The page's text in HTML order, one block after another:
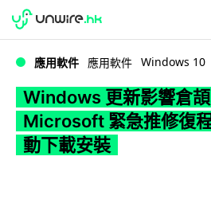
WWDC 2026
應用軟件 應用軟件 Windows 10
Windows 更新影響倉
Microsoft 緊急推修復
動下載安裝